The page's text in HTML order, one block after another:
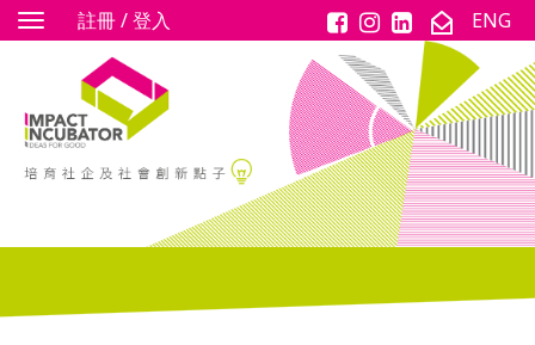
註冊 / 登入 ENG
Toggle
navigation